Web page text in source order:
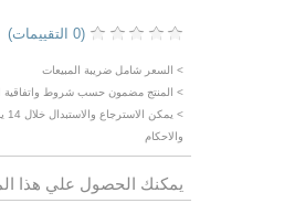
(0 التقييمات)
> السعر شامل ضريبة المبيعات
> المنتج مضمون حسب شروط واتفاقية
>
والاحكام
يمكنك الحصول علي هذا